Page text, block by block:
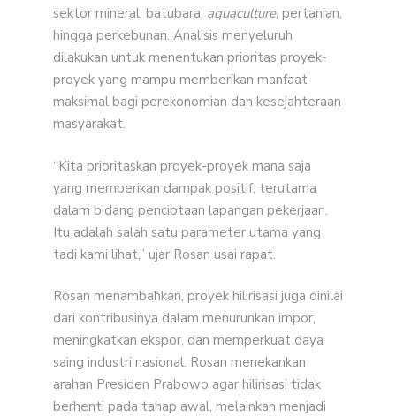
sektor mineral, batubara, aquaculture, pertanian,
hingga perkebunan. Analisis menyeluruh
dilakukan untuk menentukan prioritas proyek-
proyek yang mampu memberikan manfaat
maksimal bagi perekonomian dan kesejahteraan
masyarakat.
“Kita prioritaskan proyek-proyek mana saja
yang memberikan dampak positif, terutama
dalam bidang penciptaan lapangan pekerjaan.
Itu adalah salah satu parameter utama yang
tadi kami lihat,” ujar Rosan usai rapat.
Rosan menambahkan, proyek hilirisasi juga dinilai
dari kontribusinya dalam menurunkan impor,
meningkatkan ekspor, dan memperkuat daya
saing industri nasional. Rosan menekankan
arahan Presiden Prabowo agar hilirisasi tidak
berhenti pada tahap awal, melainkan menjadi